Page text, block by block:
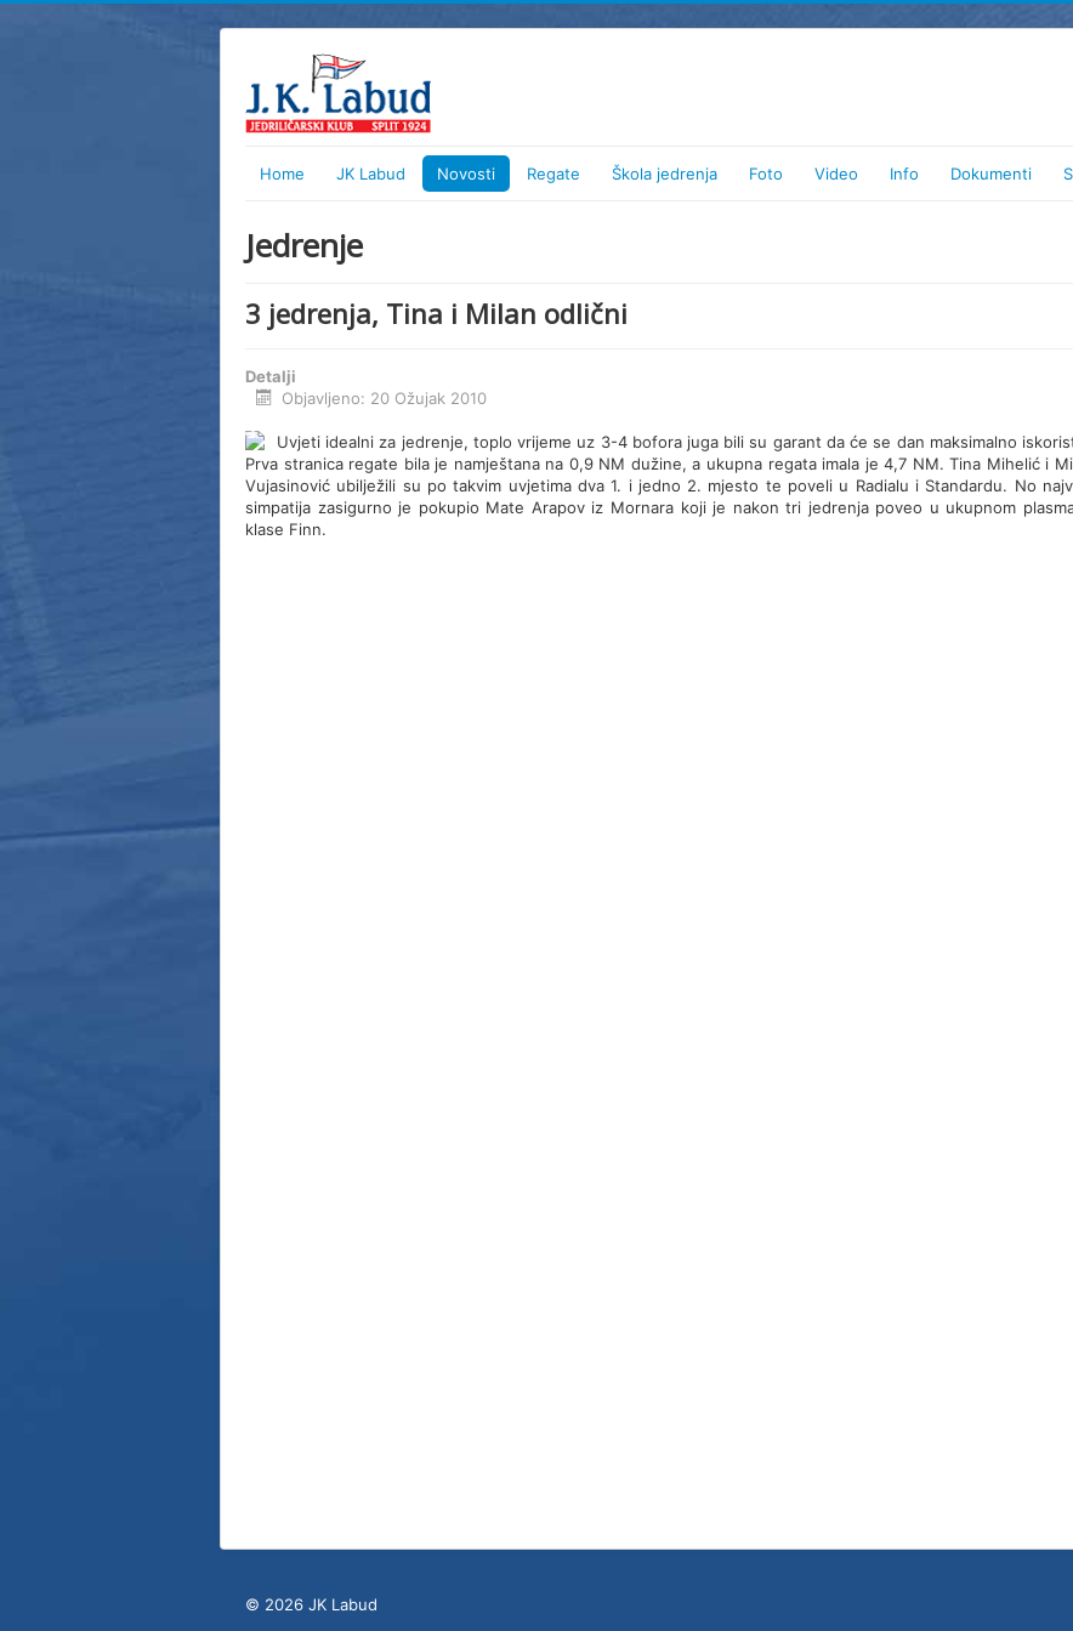
Home JK Labud Novosti Regate Škola jedrenja Foto Video Info Dokumenti
Jedrenje
3 jedrenja, Tina i Milan odlični
Detalji
Objavljeno: 20 Ožujak 2010
Uvjeti idealni za jedrenje, toplo vrijeme uz 3-4 bofora juga bili su garant da će se dan maksimalno
Prva stranica regate bila je namještana na 0,9 NM dužine, a ukupna regata imala je 4,7 NM. Tina Mihelić i
Vujasinović ubilježili su po takvim uvjetima dva 1. i jedno 2. mjesto te poveli u Radialu i Standardu. No
simpatija zasigurno je pokupio Mate Arapov iz Mornara koji je nakon tri jedrenja poveo u ukupnom
klase Finn.
© 2026 JK Labud